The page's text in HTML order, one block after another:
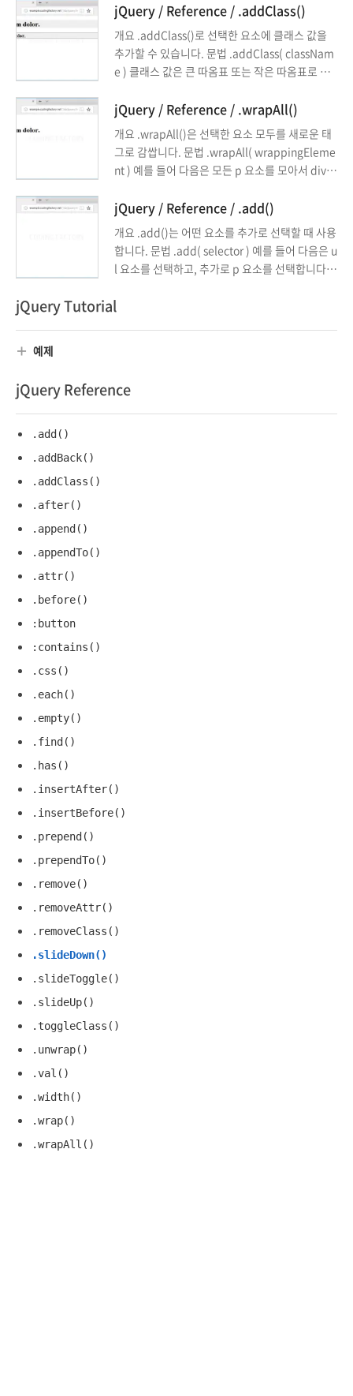
합니다. <!doctype html> <html lang="ko"> <
head> <meta charset="utf-8"> <title>jQuery
</title> <script src="//code.jquery.com/jque
ry-3.3.1.min.js"></script> <script> ...
jQuery / Reference / .addClass()
개요 .addClass()로 선택한 요소에 클래스 값을
추가할 수 있습니다. 문법 .addClass( classNam
e ) 클래스 값은 큰 따옴표 또는 작은 따옴표로 감
구분하여 여러 개의 값을 추가할 수 있습니다. $(
'h1' ).addClass( 'ab cd ef' ); 페이지가 로드된
상태에서 클래스 값이 추가되는 것이므로, 추가되
기 전의 모양에서 추가된 후의 모양으로 변하는 것
을 방문자가 볼 수도 ...
jQuery / Reference / .wrapAll()
개요 .wrapAll()은 선택한 요소 모두를 새로운 태
그로 감쌉니다. 문법 .wrapAll( wrappingEleme
nt ) 예를 들어 다음은 모든 p 요소를 모아서 div
); 예제 1 .wrap()은 선택한 요소에 각각 적용됩니
다. <!doctype html> <html lang="ko"> <hea
d> <meta charset="utf-8"> <title>jQuery</ti
tle> <style> div ...
jQuery / Reference / .add()
개요 .add()는 어떤 요소를 추가로 선택할 때 사용
합니다. 문법 .add( selector ) 예를 들어 다음은 u
l 요소를 선택하고, 추가로 p 요소를 선택합니다.
가로 p 요소를 선택한 후 색을 빨간색으로 만듭니
jQuery Tutorial
예제
jQuery Reference
.add()
.addBack()
.addClass()
.after()
.append()
.appendTo()
.attr()
.before()
:button
:contains()
.css()
.each()
.empty()
.find()
.has()
.insertAfter()
.insertBefore()
.prepend()
.prependTo()
.remove()
.removeAttr()
.removeClass()
.slideDown()
.slideToggle()
.slideUp()
.toggleClass()
.unwrap()
.val()
.width()
.wrap()
.wrapAll()